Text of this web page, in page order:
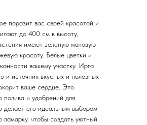
поразит вас своей красотой и
до 400 см в высоту,
имеют зеленую матовую
красоту. Белые цветки и
вашему участку. Ирга
и источник вкусных и полезных
ваше сердце. Это
полива и удобрений для
делает его идеальным выбором
чтобы создать уютный